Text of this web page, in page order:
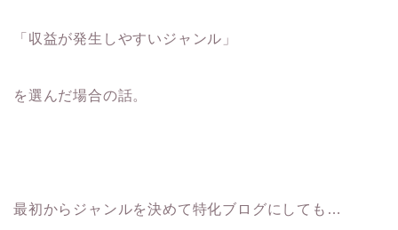
「収益が発生しやすいジャンル」
を選んだ場合の話。
最初からジャンルを決めて特化ブログにしても…